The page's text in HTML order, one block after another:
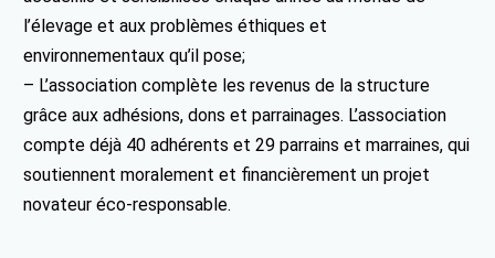
l’élevage et aux problèmes éthiques et
environnementaux qu’il pose;
– L’association complète les revenus de la structure
grâce aux adhésions, dons et parrainages. L’association
compte déjà 40 adhérents et 29 parrains et marraines, qui
soutiennent moralement et financièrement un projet
novateur éco-responsable.